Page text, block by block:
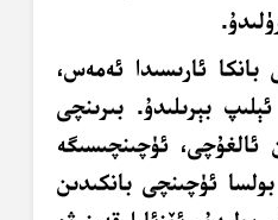
ئارىسىدا ئەمەس،
بېرىلىدۇ. بىرىنچى
ئالغۇچى، ئۈچىنچىسىگە
بولسا ئۈچىنچى بانكىدىن